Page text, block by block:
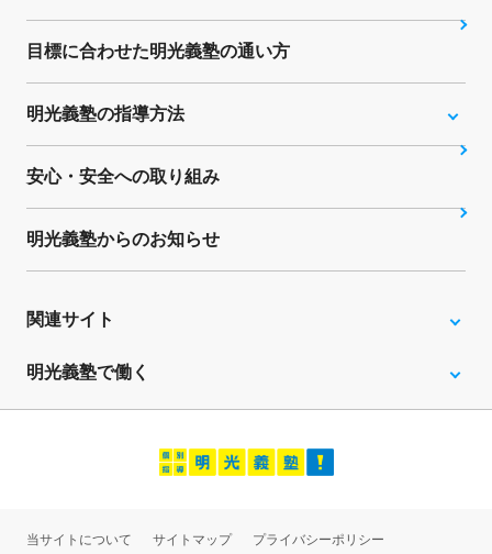
目標に合わせた明光義塾の通い方
明光義塾の指導方法
安心・安全への取り組み
明光義塾からのお知らせ
関連サイト
明光義塾で働く
当サイトについて サイトマップ プライバシーポリシー